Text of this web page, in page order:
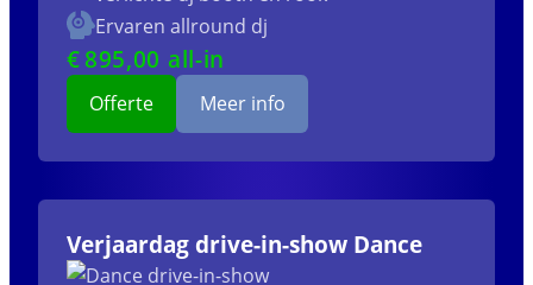
Ervaren allround dj
€895,00 all-in
Offerte Meer info
Verjaardag drive-in-show Dance